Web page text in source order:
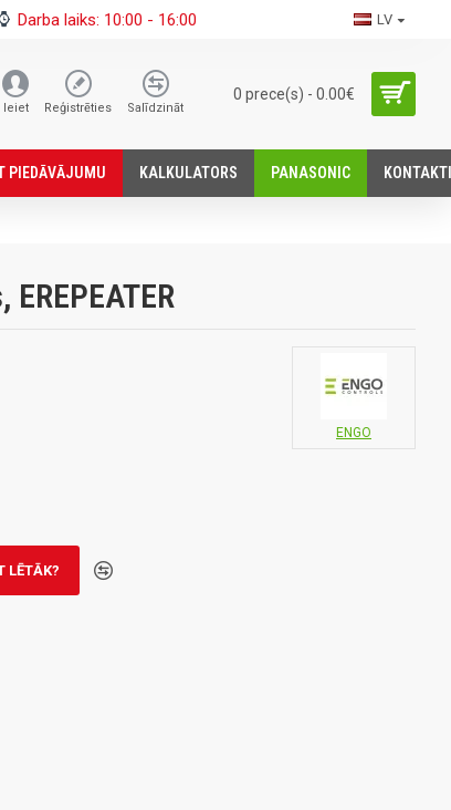
Darba laiks: 10:00 - 16:00 LV
Ieiet Reģistrēties Salīdzināt
0 prece(s) - 0.00€
PIEDĀVĀJUMU KALKULATORS PANASONIC KONTAKTI
ENGO
LĒTĀK?